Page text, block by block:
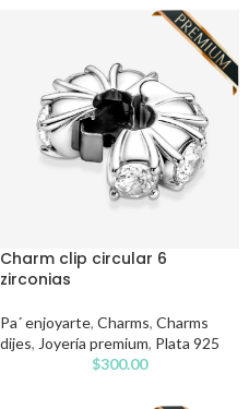
Charm clip circular 6
zirconias
Pa´ enjoyarte, Charms, Charms
dijes, Joyería premium, Plata 925
$300.00